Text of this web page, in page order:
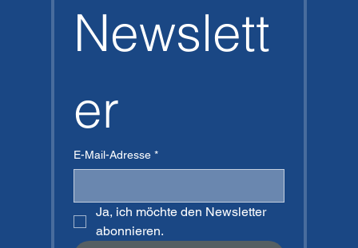
Newslett
er
E-Mail-Adresse *
Ja, ich möchte den Newsletter
abonnieren.